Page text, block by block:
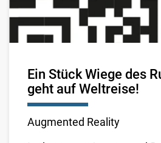
Ein Stück Wiege des
geht auf Weltreise!
Augmented Reality